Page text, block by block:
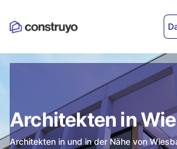
Architekten in
Architekten in und in der Nähe von